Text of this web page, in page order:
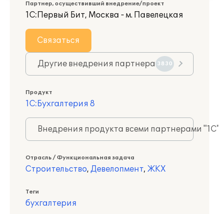
Партнер, осуществивший внедрение/проект
1С:Первый Бит, Москва - м. Павелецкая
Связаться
Другие внедрения партнера 3830
Продукт
1С:Бухгалтерия 8
Внедрения продукта всеми партнерами
Отрасль / Функциональная задача
Строительство, Девелопмент, ЖКХ
Теги
бухгалтерия